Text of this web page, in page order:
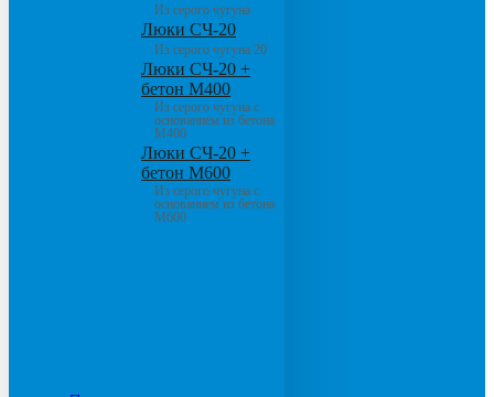
Из серого чугуна
Люки СЧ-20
Из серого чугуна 20
Люки СЧ-20 +
бетон М400
Из серого чугуна с
основанием из бетона
М400
Люки СЧ-20 +
бетон М600
Из серого чугуна с
основанием из бетона
М600